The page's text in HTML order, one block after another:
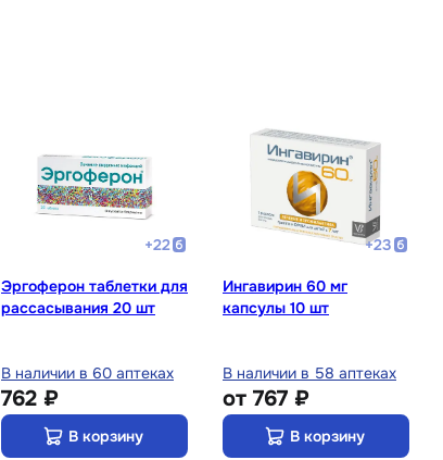
+22
Эргоферон таблетки для
рассасывания 20 шт
В наличии в 60 аптеках
762 ₽
В корзину
+23
Ингавирин 60 мг
капсулы 10 шт
В наличии в 58 аптеках
от 767 ₽
В корзину